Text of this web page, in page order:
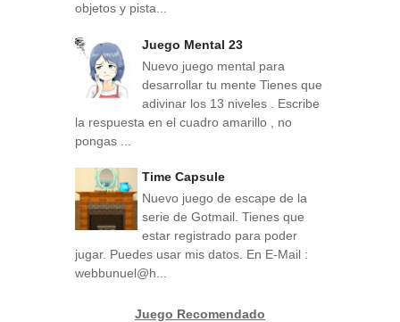
objetos y pista...
Juego Mental 23
Nuevo juego mental para
desarrollar tu mente Tienes que
adivinar los 13 niveles . Escribe
la respuesta en el cuadro amarillo , no
pongas ...
Time Capsule
Nuevo juego de escape de la
serie de Gotmail. Tienes que
estar registrado para poder
jugar. Puedes usar mis datos. En E-Mail :
webbunuel@h...
Juego Recomendado